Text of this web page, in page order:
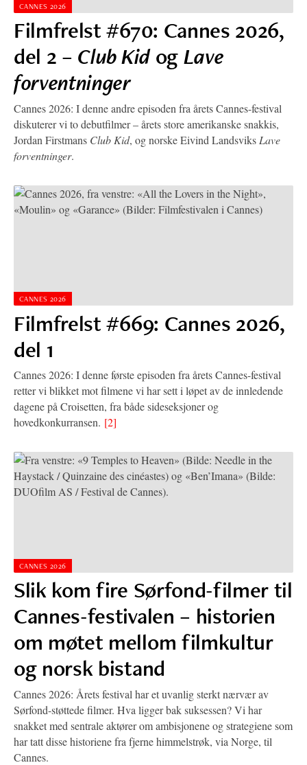
CANNES 2026
Filmfrelst #670: Cannes 2026,
del 2 – Club KidogLave
forventninger
Cannes 2026: I denne andre episoden fra årets Cannes-festival
diskuterer vi to debutfilmer – årets store amerikanske snakkis,
Jordan Firstmans Club Kid, og norske Eivind Landsviks Lave
forventninger.
CANNES 2026
Filmfrelst #669: Cannes 2026,
del 1
Cannes 2026: I denne første episoden fra årets Cannes-festival
retter vi blikket mot filmene vi har sett i løpet av de innledende
dagene på Croisetten, fra både sideseksjoner og
hovedkonkurransen. [2]
CANNES 2026
Slik kom fire Sørfond-filmer til
Cannes-festivalen – historien
om møtet mellom filmkultur
og norsk bistand
Cannes 2026: Årets festival har et uvanlig sterkt nærvær av
Sørfond-støttede filmer. Hva ligger bak suksessen? Vi har
snakket med sentrale aktører om ambisjonene og strategiene som
har tatt disse historiene fra fjerne himmelstrøk, via Norge, til
Cannes.